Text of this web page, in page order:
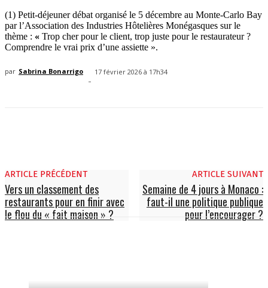
(1) Petit-déjeuner débat organisé le 5 décembre au Monte-Carlo Bay
par l’Association des Industries Hôtelières Monégasques sur le
thème : « Trop cher pour le client, trop juste pour le restaurateur ?
Comprendre le vrai prix d’une assiette ».
par Sabrina Bonarrigo
-
17 février 2026 à 17h34
ARTICLE PRÉCÉDENT
Vers un classement des
restaurants pour en finir avec
le flou du « fait maison » ?
ARTICLE SUIVANT
Semaine de 4 jours à Monaco :
faut-il une politique publique
pour l’encourager ?